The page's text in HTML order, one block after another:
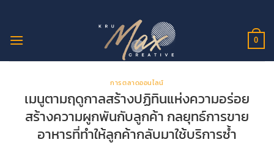
ยัง
0
การตลาดออนไลน์
เมนูตามฤดูกาลสร้างปฏิทินแห่งความอร่อย
สร้างความผูกพันกับลูกค้า กลยุทธ์การขาย
อาหารที่ทำให้ลูกค้ากลับมาใช้บริการซ้ำ